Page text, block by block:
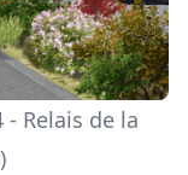
Relais de la